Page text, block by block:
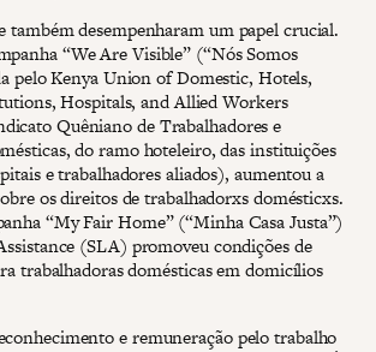
também desempenharam um papel crucial.
“We Are Visible” (“Nós Somos
pelo Kenya Union of Domestic, Hotels,
Hospitals, and Allied Workers
Quêniano de Trabalhadores e
do ramo hoteleiro, das instituições
e trabalhadores aliados), aumentou a
os direitos de trabalhadorxs domésticxs.
“My Fair Home” (“Minha Casa Justa”)
(SLA) promoveu condições de
trabalhadoras domésticas em domicílios
e remuneração pelo trabalho